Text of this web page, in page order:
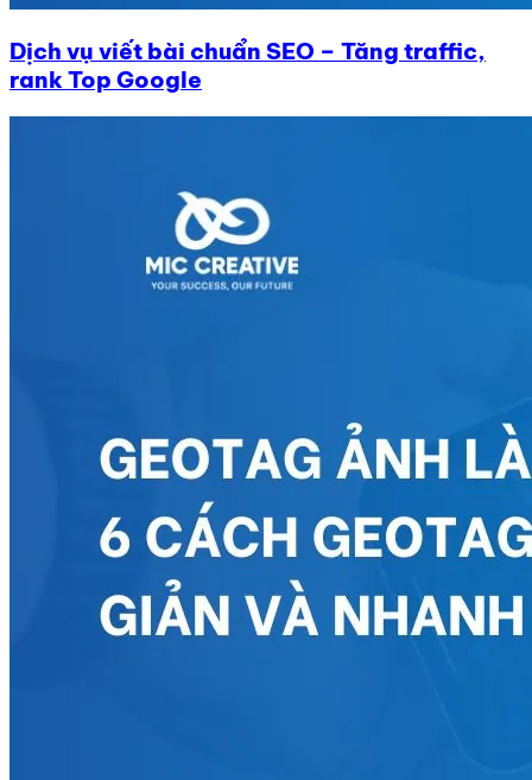
Dịch vụ viết bài chuẩn SEO – Tăng traffic,
rank Top Google